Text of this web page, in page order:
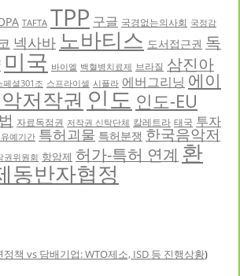
TAFTA TPP 구글 국경없는의사회 국정감
넥사바 노바티스 도서접근권 독
미국 바이엘 백혈병치료제 브라질 삼진아
페셜301조 스프라이셀 시플라 에버그리닝 에이
저작권 인도 인도-EU
자료독점권 저작권 신탁단체 칼레트라 태국 투자
예기간 특허괴물 특허분쟁 한국음악저
권위원회 항암제 허가-특허 연계 환
동반자협정
정책 vs 담배기업: WTO제소, ISD 등 진행상황)